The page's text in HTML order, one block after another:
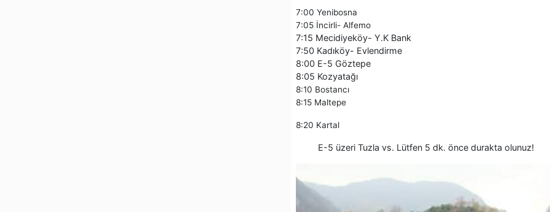
7:00 Yenibosna
7:05 İncirli- Alfemo
7:15 Mecidiyeköy- Y.K Bank
7:50 Kadıköy- Evlendirme
8:00 E-5 Göztepe
8:05 Kozyatağı
8:10 Bostancı
8:15 Maltepe
8:20 Kartal
E-5 üzeri Tuzla vs. Lütfen 5 dk. önce durakta